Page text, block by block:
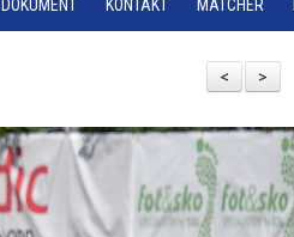
DOKUMENT KONTAKT MATCHER
>
<